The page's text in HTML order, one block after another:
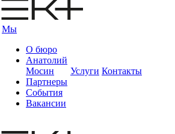
Мы
О бюро
Анатолий
Мосин
Партнеры
События
Вакансии
Услуги Контакты